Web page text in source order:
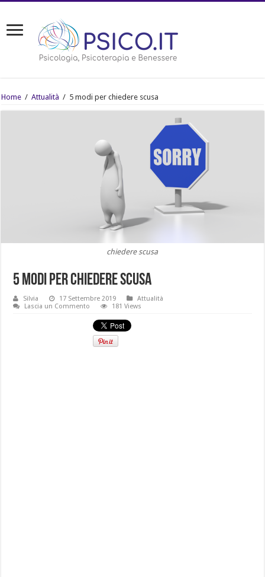
Home / Attualità / 5 modi per chiedere scusa
chiedere scusa
5 modi per chiedere scusa
Silvia 17 Settembre 2019
Attualità
Lascia un Commento
181 Views